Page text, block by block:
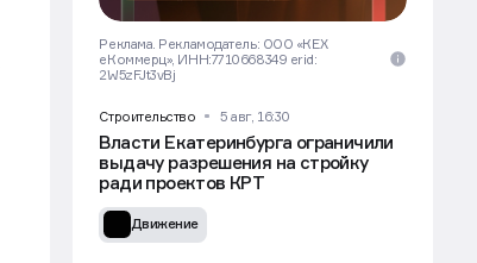
Реклама. Рекламодатель: ООО «КЕХ
еКоммерц», ИНН:7710668349 erid:
2W5zFJt3vBj
Строительство 5 авг, 16:30
Власти Екатеринбурга ограничили
выдачу разрешения на стройку
ради проектов КРТ
Движение